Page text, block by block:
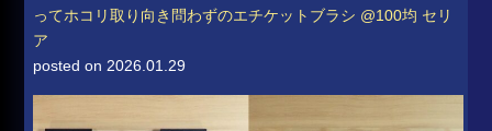
ってホコリ取り向き問わずのエチケットブラシ @100均 セリ
ア
posted on 2026.01.29